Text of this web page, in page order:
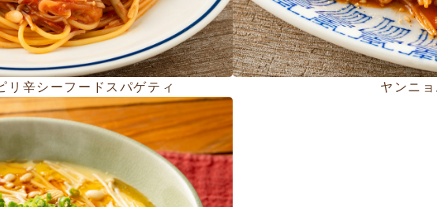
リ辛シーフードスパゲティ ヤンニ